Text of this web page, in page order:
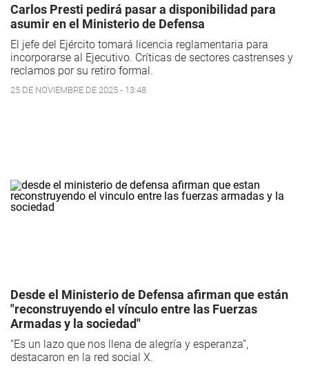
Carlos Presti pedirá pasar a disponibilidad para
asumir en el Ministerio de Defensa
El jefe del Ejército tomará licencia reglamentaria para
incorporarse al Ejecutivo. Críticas de sectores castrenses y
reclamos por su retiro formal.
25 DE NOVIEMBRE DE 2025 - 13:48
Desde el Ministerio de Defensa afirman que están
"reconstruyendo el vínculo entre las Fuerzas
Armadas y la sociedad"
“Es un lazo que nos llena de alegría y esperanza”,
destacaron en la red social X.